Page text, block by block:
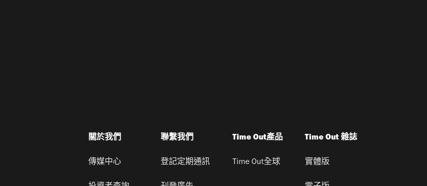
關於我們
傳媒中心
聯繫我們
登記定期通訊
Time Out產品
Time Out全球
Time Out 雜誌
實體版